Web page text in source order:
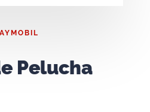
Pelucha